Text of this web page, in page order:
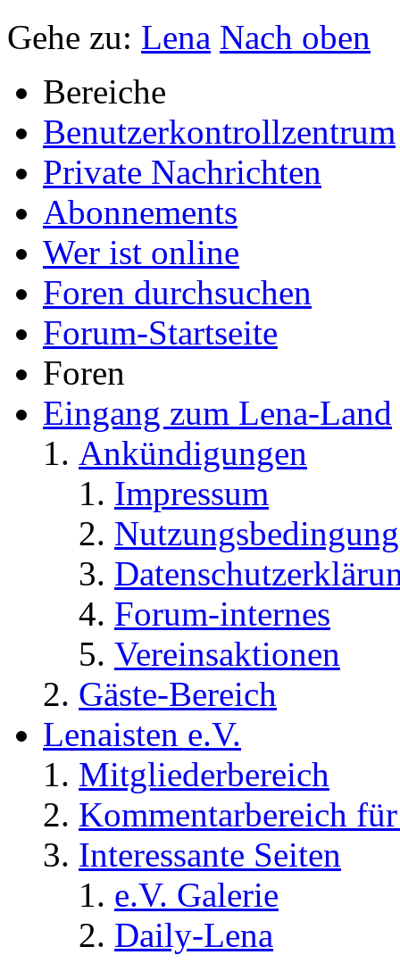
Gehe zu: Lena Nach oben
Bereiche
Benutzerkontrollzentrum
Private Nachrichten
Abonnements
Wer ist online
Foren durchsuchen
Forum-Startseite
Foren
Eingang zum Lena-Land
Ankündigungen
Impressum
Forum-internes
Vereinsaktionen
Gäste-Bereich
Lenaisten e.V.
Mitgliederbereich
Kommentarbereich
Interessante Seiten
e.V. Galerie
Daily-Lena